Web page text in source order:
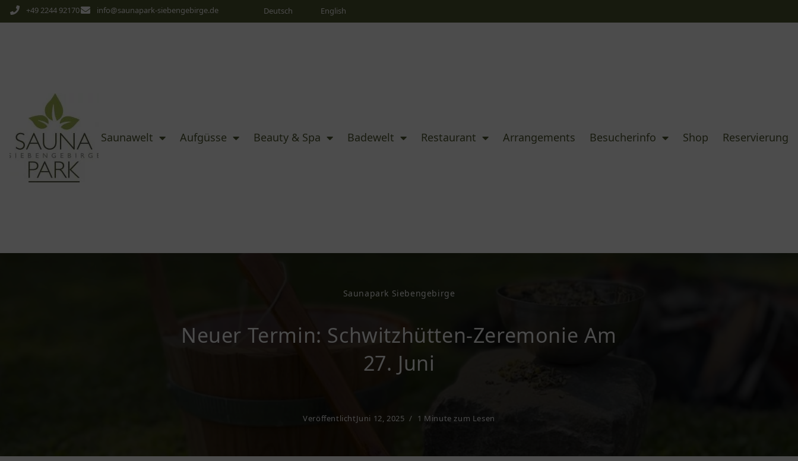
+49 2244 92170 info@saunapark-siebengebirge.de Deutsch English
Saunawelt Aufgüsse Beauty & Spa Badewelt Restaurant Arrangements Besucherinfo Shop Reservierung
Saunapark Siebengebirge
Neuer Termin: Schwitzhütten-Zeremonie Am
27. Juni
VeröffentlichtJuni 12, 2025 1 Minute zum Lesen